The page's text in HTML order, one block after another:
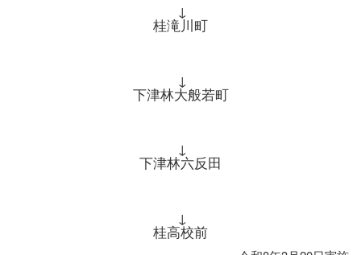
↓
桂滝川町
↓
下津林大般若町
↓
下津林六反田
↓
桂高校前